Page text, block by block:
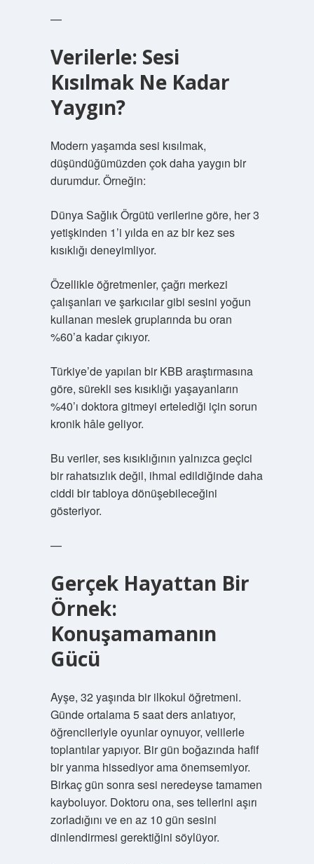
—
Verilerle: Sesi
Kısılmak Ne Kadar
Yaygın?
Modern yaşamda sesi kısılmak,
düşündüğümüzden çok daha yaygın bir
durumdur. Örneğin:
Dünya Sağlık Örgütü verilerine göre, her 3
yetişkinden 1’i yılda en az bir kez ses
kısıklığı deneyimliyor.
Özellikle öğretmenler, çağrı merkezi
çalışanları ve şarkıcılar gibi sesini yoğun
kullanan meslek gruplarında bu oran
%60’a kadar çıkıyor.
Türkiye’de yapılan bir KBB araştırmasına
göre, sürekli ses kısıklığı yaşayanların
%40’ı doktora gitmeyi ertelediği için sorun
kronik hâle geliyor.
Bu veriler, ses kısıklığının yalnızca geçici
bir rahatsızlık değil, ihmal edildiğinde daha
ciddi bir tabloya dönüşebileceğini
gösteriyor.
—
Gerçek Hayattan Bir
Örnek:
Konuşamamanın
Gücü
Ayşe, 32 yaşında bir ilkokul öğretmeni.
Günde ortalama 5 saat ders anlatıyor,
öğrencileriyle oyunlar oynuyor, velilerle
toplantılar yapıyor. Bir gün boğazında hafif
bir yanma hissediyor ama önemsemiyor.
Birkaç gün sonra sesi neredeyse tamamen
kayboluyor. Doktoru ona, ses tellerini aşırı
zorladığını ve en az 10 gün sesini
dinlendirmesi gerektiğini söylüyor.